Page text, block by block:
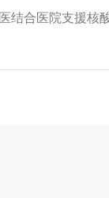
合医院支援核